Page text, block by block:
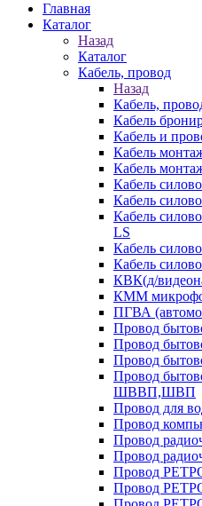
Главная
Каталог
Назад
Каталог
Кабель, провод
Назад
Кабель,
Кабель
Кабель и
Кабель
Кабель
Кабель
Кабель
Кабель
LS
Кабель
Кабель
КВК(д/
КММ
ПГВА
Провод
Провод
Провод
Провод
ШВВП,ШВП
Провод для
Провод
Провод
Провод
Провод
Провод